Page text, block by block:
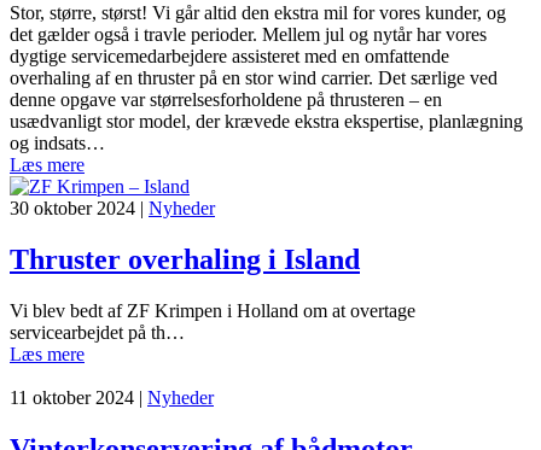
Stor, større, størst! Vi går altid den ekstra mil for vores kunder, og
det gælder også i travle perioder. Mellem jul og nytår har vores
dygtige servicemedarbejdere assisteret med en omfattende
overhaling af en thruster på en stor wind carrier. Det særlige ved
denne opgave var størrelsesforholdene på thrusteren – en
usædvanligt stor model, der krævede ekstra ekspertise, planlægning
og indsats…
Læs mere
30 oktober 2024 | Nyheder
Thruster overhaling i Island
Vi blev bedt af ZF Krimpen i Holland om at overtage
servicearbejdet på th…
Læs mere
11 oktober 2024 | Nyheder